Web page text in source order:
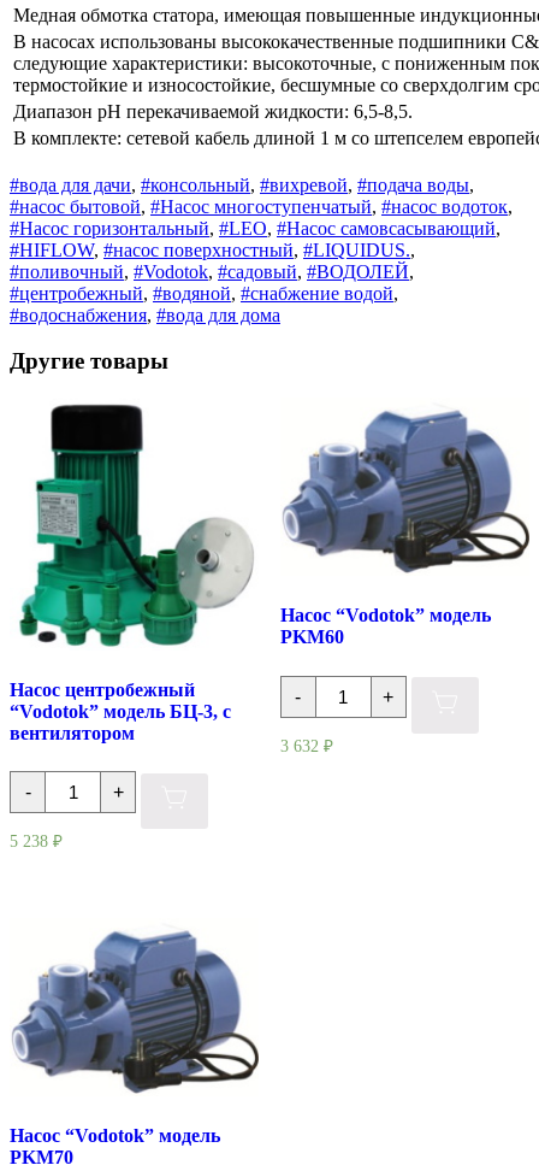
Медная обмотка статора, имеющая повышенные
В насосах использованы высококачественные подшипники
следующие характеристики: высокоточные, с пониженным
термостойкие и износостойкие, бесшумные со сверхдолгим
Диапазон рН перекачиваемой жидкости: 6,5-8,5.
В комплекте: сетевой кабель длиной 1 м со штепселем
#вода для дачи, #консольный, #вихревой, #подача воды,
#насос бытовой, #Насос многоступенчатый, #насос водоток,
#Насос горизонтальный, #LEO, #Насос самовсасывающий,
#HIFLOW, #насос поверхностный, #LIQUIDUS.,
#поливочный, #Vodotok, #садовый, #ВОДОЛЕЙ,
#центробежный, #водяной, #снабжение водой,
#водоснабжения, #вода для дома
Другие товары
Насос центробежный
“Vodotok” модель БЦ-3, с
вентилятором
-
Количество
товара
Насос
центробежный
вентилятором
+
5 238 ₽
Насос “Vodotok” модель
PKM60
-
Количество
товара
Насос
"Vodotok"
+
3 632 ₽
Насос “Vodotok” модель
PKM70